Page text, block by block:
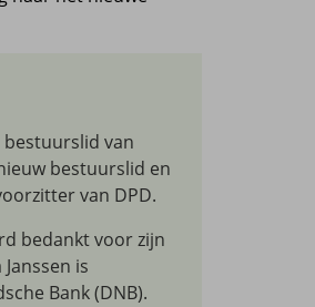
bestuurslid van
bestuurslid en
van DPD.
bedankt voor zijn
is
Bank (DNB).